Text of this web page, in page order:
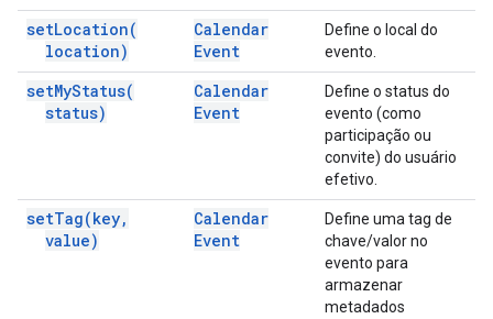
setLocation(
location)
Calendar
Event
Define o local do
evento.
setMyStatus(
status)
Calendar
Event
Define o status do
evento (como
participação ou
convite) do usuário
efetivo.
setTag(key,
value)
Calendar
Event
Define uma tag de
chave/valor no
evento para
armazenar
metadados